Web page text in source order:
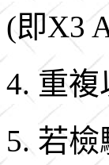
(即X3
4. 重
5. 若